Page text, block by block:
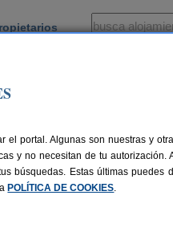
portal. Algunas son nuestras y
y no necesitan de tu autorización.
búsquedas. Estas últimas puedes
POLÍTICA DE COOKIES.